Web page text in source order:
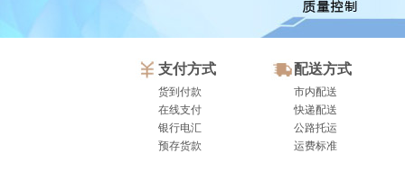
支付方式
货到付款
在线支付
银行电汇
预存货款
配送方式
市内配送
快递配送
公路托运
运费标准